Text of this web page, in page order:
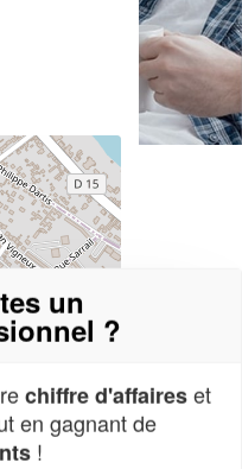
un
?
chiffre d'affaireset
en gagnant de
!